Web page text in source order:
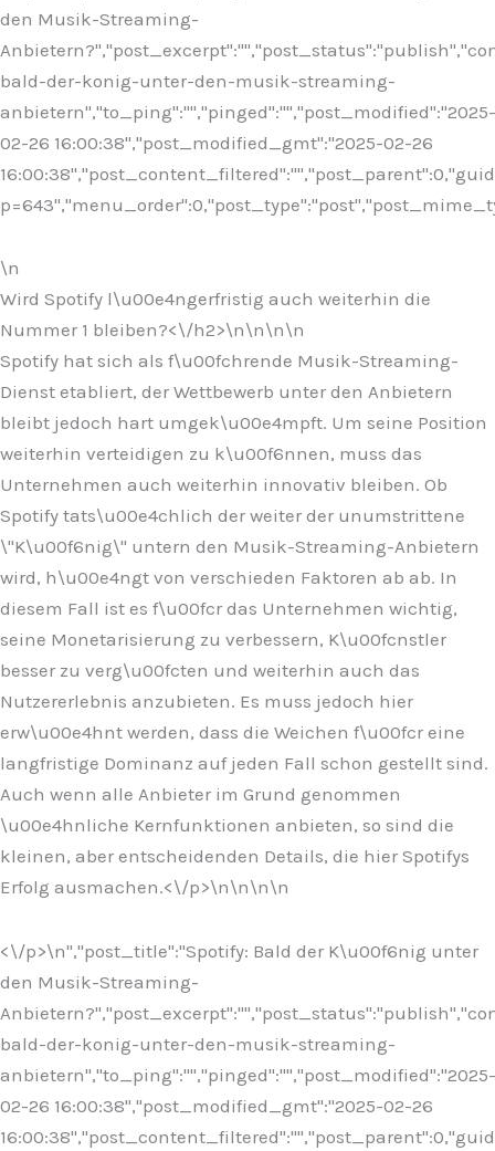
den Musik-Streaming-
bald-der-konig-unter-den-musik-streaming-
anbietern","to_ping":"","pinged":"","post_modified":"2025-
02-26 16:00:38","post_modified_gmt":"2025-02-26
\n
Wird Spotify l\u00e4ngerfristig auch weiterhin die
Nummer 1 bleiben?<\/h2>\n\n\n\n
Spotify hat sich als f\u00fchrende Musik-Streaming-
Dienst etabliert, der Wettbewerb unter den Anbietern
bleibt jedoch hart umgek\u00e4mpft. Um seine Position
weiterhin verteidigen zu k\u00f6nnen, muss das
Unternehmen auch weiterhin innovativ bleiben. Ob
Spotify tats\u00e4chlich der weiter der unumstrittene
\"K\u00f6nig\" untern den Musik-Streaming-Anbietern
wird, h\u00e4ngt von verschieden Faktoren ab ab. In
diesem Fall ist es f\u00fcr das Unternehmen wichtig,
seine Monetarisierung zu verbessern, K\u00fcnstler
besser zu verg\u00fcten und weiterhin auch das
Nutzererlebnis anzubieten. Es muss jedoch hier
erw\u00e4hnt werden, dass die Weichen f\u00fcr eine
langfristige Dominanz auf jeden Fall schon gestellt sind.
Auch wenn alle Anbieter im Grund genommen
\u00e4hnliche Kernfunktionen anbieten, so sind die
kleinen, aber entscheidenden Details, die hier Spotifys
Erfolg ausmachen.<\/p>\n\n\n\n
<\/p>\n","post_title":"Spotify: Bald der K\u00f6nig unter
den Musik-Streaming-
bald-der-konig-unter-den-musik-streaming-
anbietern","to_ping":"","pinged":"","post_modified":"2025-
02-26 16:00:38","post_modified_gmt":"2025-02-26